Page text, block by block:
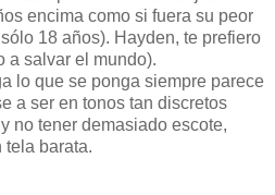
encima como si fuera su peor
18 años). Hayden, te prefiero
a salvar el mundo).
lo que se ponga siempre parece
a ser en tonos tan discretos
no tener demasiado escote,
tela barata.